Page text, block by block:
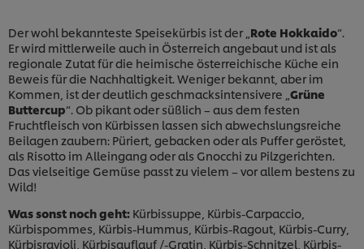
Der wohl bekannteste Speisekürbis ist der „ Rote Hokkaido“.
Er wird mittlerweile auch in Österreich angebaut und ist als
regionale Zutat für die heimische österreichische Küche ein
Beweis für die Nachhaltigkeit. Weniger bekannt, aber im
Kommen, ist der deutlich geschmacksintensivere „ Grüne
Buttercup“. Ob pikant oder süßlich – aus dem festen
Fruchtfleisch von Kürbissen lassen sich abwechslungsreiche
Beilagen zaubern: Püriert, gebacken oder als Puffer geröstet,
als Risotto im Alleingang oder als Gnocchi zu Pilzgerichten.
Das vielseitige Gemüse passt zu vielem – vor allem bestens zu
Wild!
Was sonst noch geht: Kürbissuppe, Kürbis-Carpaccio,
Kürbispommes, Kürbis-Hummus, Kürbis-Ragout, Kürbis-Curry,
Kürbisravioli, Kürbisauflauf /-Gratin, Kürbis-Schnitzel, Kürbis-